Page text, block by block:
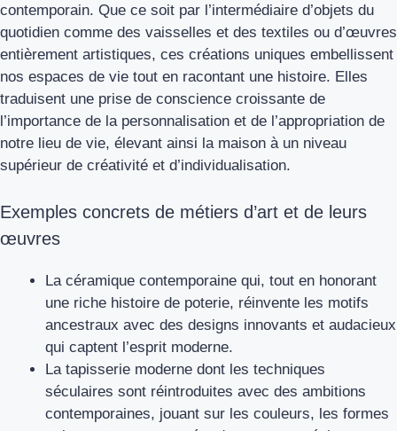
contemporain. Que ce soit par l’intermédiaire d’objets du
quotidien comme des vaisselles et des textiles ou d’œuvres
entièrement artistiques, ces créations uniques embellissent
nos espaces de vie tout en racontant une histoire. Elles
traduisent une prise de conscience croissante de
l’importance de la personnalisation et de l’appropriation de
notre lieu de vie, élevant ainsi la maison à un niveau
supérieur de créativité et d’individualisation.
Exemples concrets de métiers d’art et de leurs
œuvres
La céramique contemporaine qui, tout en honorant
une riche histoire de poterie, réinvente les motifs
ancestraux avec des designs innovants et audacieux
qui captent l’esprit moderne.
La tapisserie moderne dont les techniques
séculaires sont réintroduites avec des ambitions
contemporaines, jouant sur les couleurs, les formes